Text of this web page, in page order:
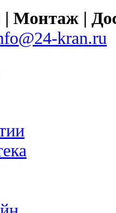
| Монтаж |
kran.ru